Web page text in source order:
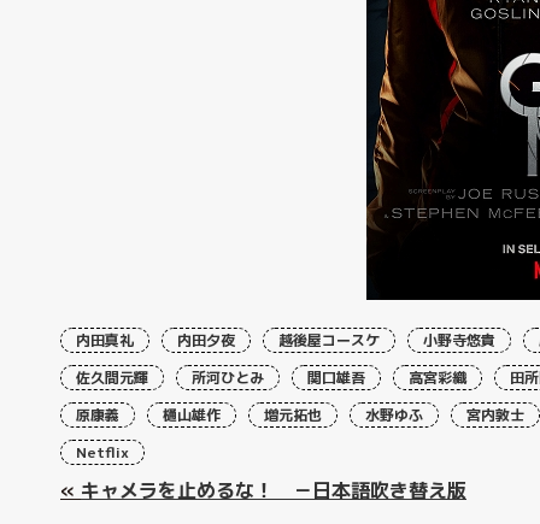
内田真礼 内田夕夜 越後屋コースケ 小野寺悠貴
佐久間元輝
所河ひとみ 関口雄吾 高宮彩織
田
原康義
樋山雄作 増元拓也 水野ゆふ
宮内敦士
Netflix
« キャメラを止めるな！ －日本語吹き替え版